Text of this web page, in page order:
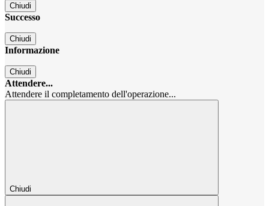
Chiudi
Successo
Chiudi
Informazione
Chiudi
Attendere...
Attendere il completamento dell'operazione...
Chiudi